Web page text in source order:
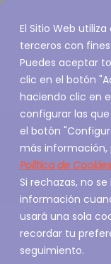
El Sitio Web
terceros con
Puedes aceptar
clic en el botón
haciendo clic en
configurar las
el botón
más información,
Política de Cookies
Si rechazas, no
información
usará una sola
recordar tu
seguimiento.
Blog
Esto es